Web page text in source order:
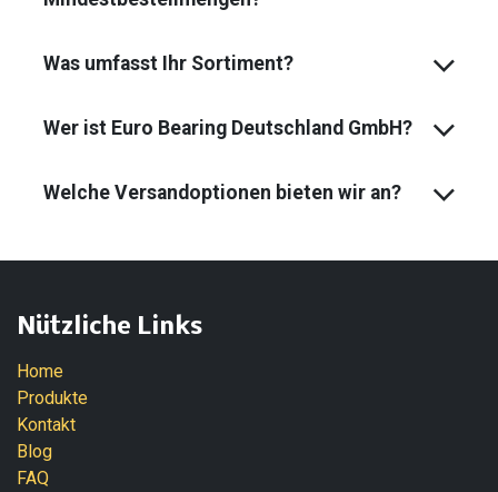
Was umfasst Ihr Sortiment?
Wer ist Euro Bearing Deutschland GmbH?
Welche Versandoptionen bieten wir an?
Nützliche Links
Home
Produkte
Kontakt
Blog
FAQ